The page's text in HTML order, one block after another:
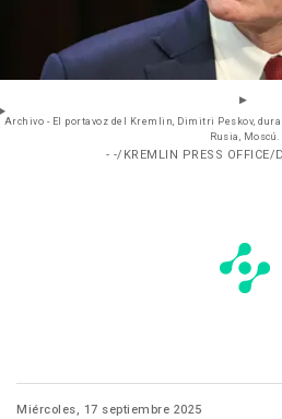
Archivo - El portavoz del Kremlin, Dimitri Peskov,
Rusia, Moscú.
- -/KREMLIN PRESS OFFICE/
Miércoles, 17 septiembre 2025